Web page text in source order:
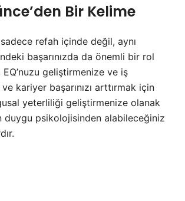
Bir Kelime
refah içinde değil, aynı
başarınızda da önemli bir rol
geliştirmenize ve iş
ve kariyer başarınızı arttırmak için
yeterliliği geliştirmenize olanak
duygu psikolojisinden alabileceğiniz